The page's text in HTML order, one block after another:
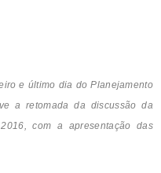
e último dia do Planejamento
a retomada da discussão da
com a apresentação das